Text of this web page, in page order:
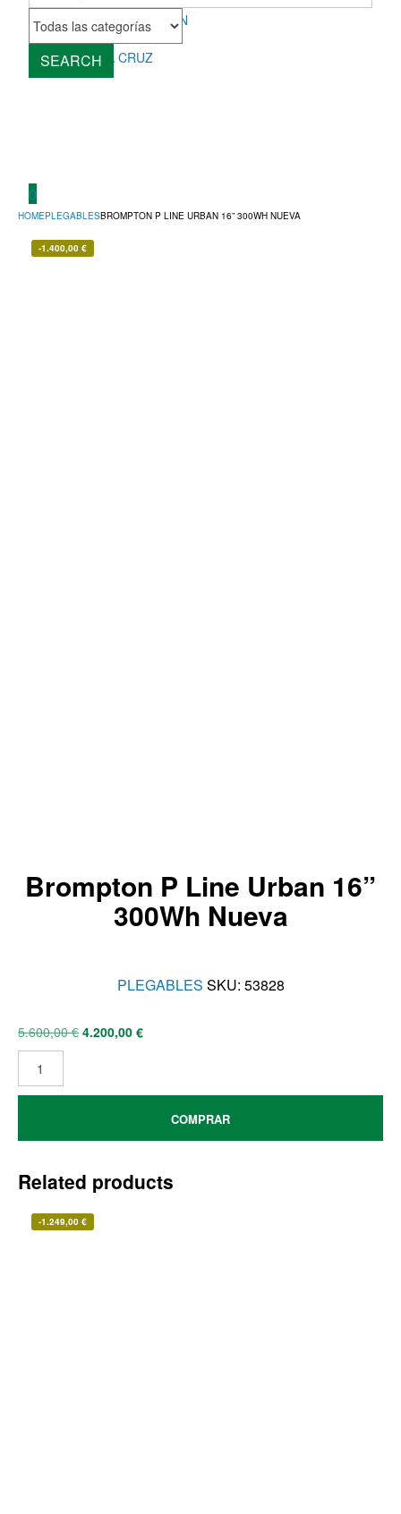
ROCKY MOUNTAIN
SANTA CRUZ
SEARCH
0
HOMEPLEGABLESBROMPTON P LINE URBAN 16” 300WH NUEVA
-1.400,00 €
Brompton P Line Urban 16”
300Wh Nueva
PLEGABLES SKU: 53828
5.600,00€ 4.200,00 €
COMPRAR
Related products
-1.249,00 €